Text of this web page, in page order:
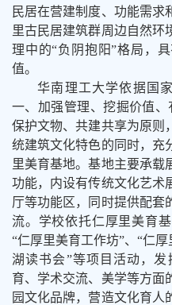
民居在营建制度、功能需求
里古民居建筑群周边自然环
理中的“负阴抱阳”格局，
值。
华南理工大学依据国
一、加强管理、挖掘价值
保护文物、共建共享为原则
统建筑文化特色的同时，充
里美育基地。基地主要承载
功能，内设有传统文化艺术
厅等功能区，同时提供配套
流。学校依托仁厚里美育
“仁厚里美育工作坊”、“仁
湖读书会”等项目活动，
育、学术交流、美学等方面
园文化品牌，营造文化育人